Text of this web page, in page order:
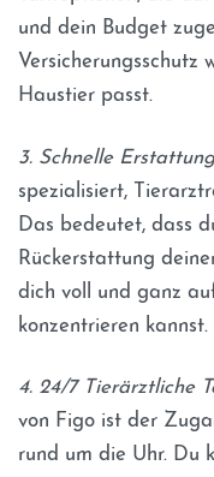
und dein Budget
Versicherungsschutz
Haustier passt.
3. Schnelle
spezialisiert,
Das bedeutet, dass
Rückerstattung
dich voll und ganz
konzentrieren kannst.
4. 24/7 Tierärztliche
von Figo ist der
rund um die Uhr. Du